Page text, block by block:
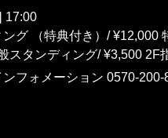
17:00
グ （特典付き）/ ¥12,000
スタンディング/ ¥3,500 2F
フォメーション 0570-200-